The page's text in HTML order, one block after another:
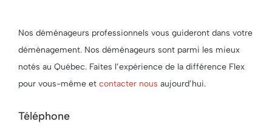
Nos déménageurs professionnels vous guideront dans votre
déménagement. Nos déménageurs sont parmi les mieux
notés au Québec. Faites l’expérience de la différence Flex
pour vous-même et contacter nous aujourd’hui.
Téléphone